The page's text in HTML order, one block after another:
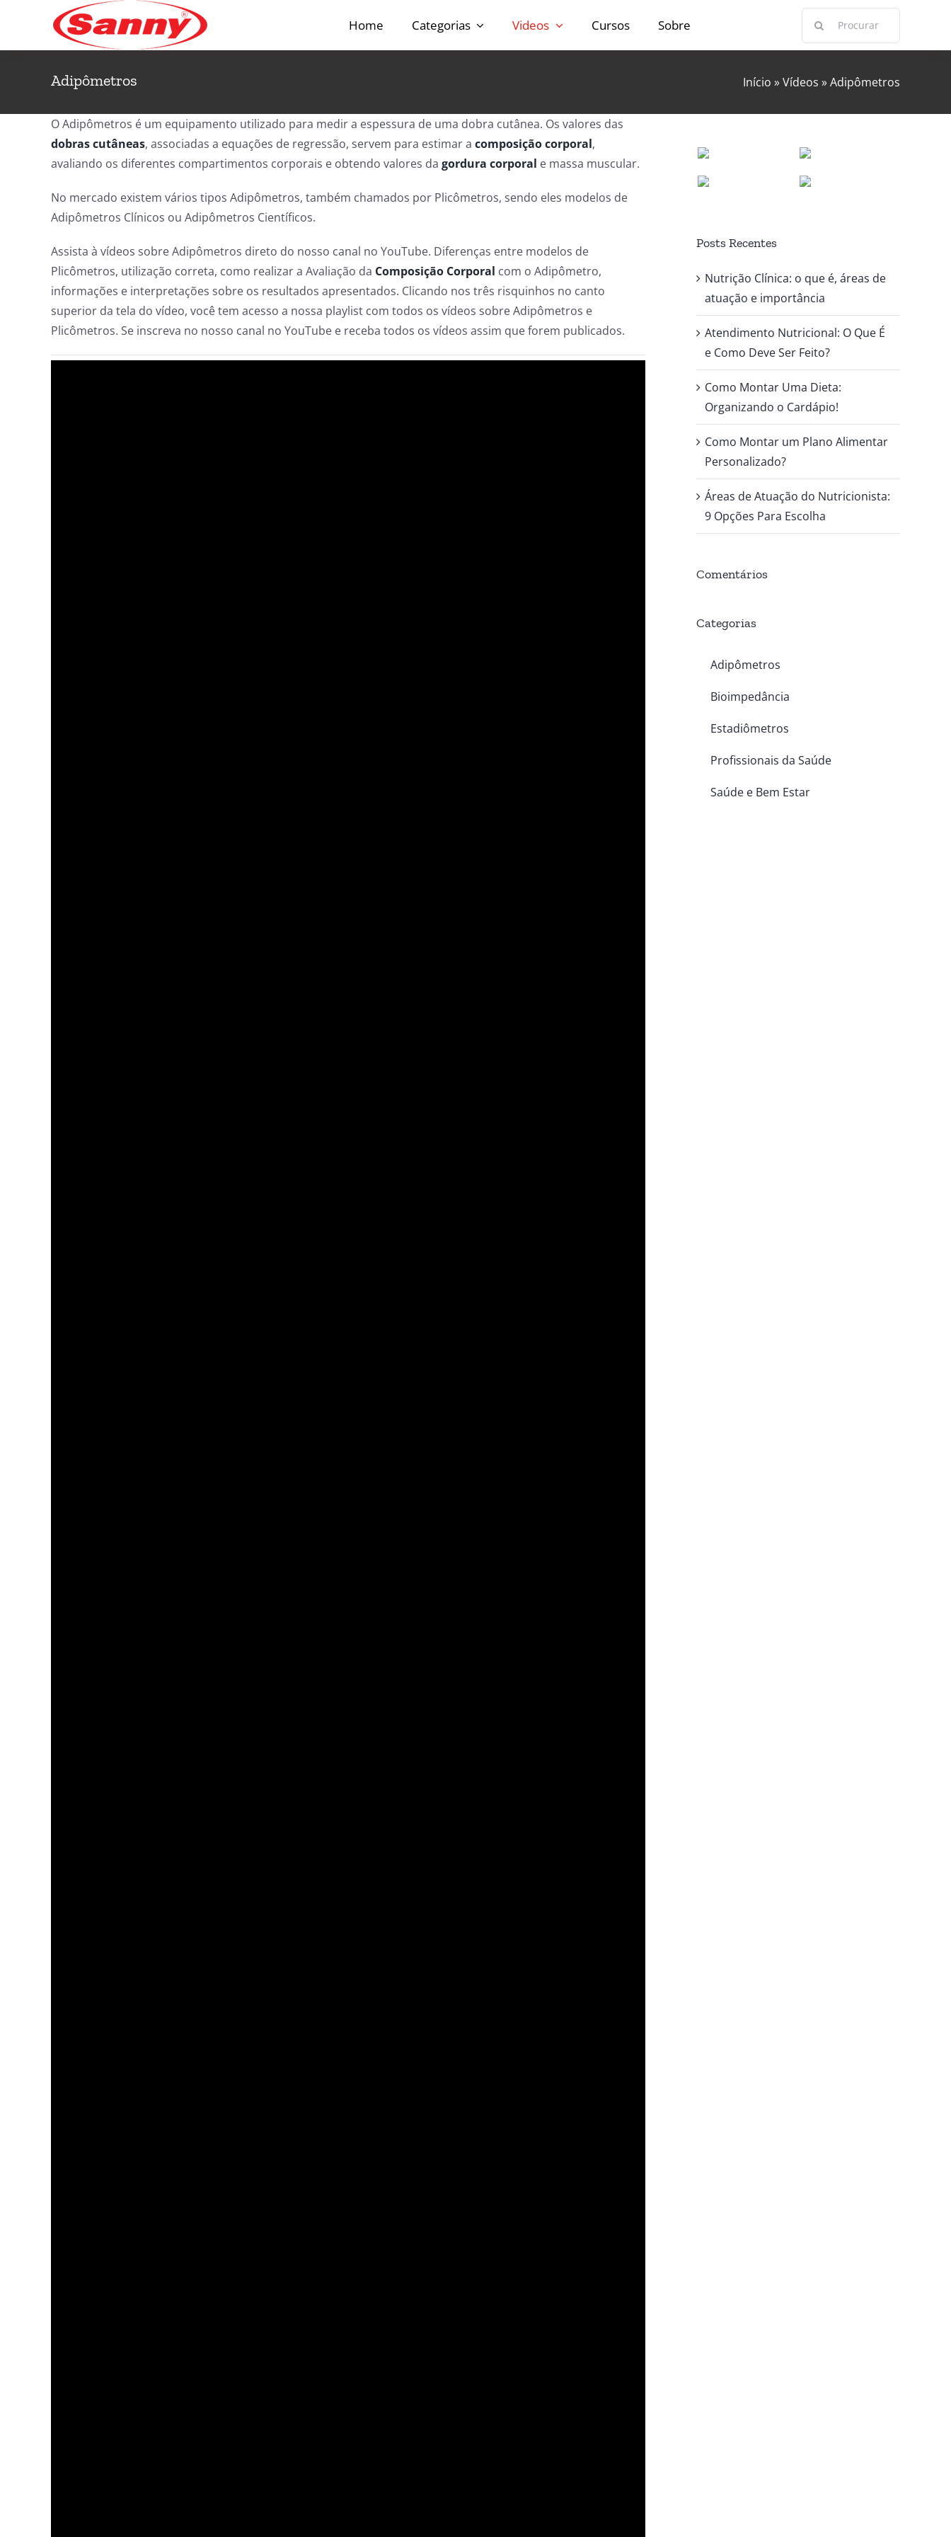
o
Home Categorias Videos Cursos Sobre
Adipômetros Início »Vídeos »Adipômetros
O Adipômetros é um equipamento utilizado para medir a espessura de uma dobra cutânea. Os valores das
dobras cutâneas, associadas a equações de regressão, servem para estimar a composição corporal,
avaliando os diferentes compartimentos corporais e obtendo valores da gordura corporal e massa muscular.
No mercado existem vários tipos Adipômetros, também chamados por Plicômetros, sendo eles modelos de
Adipômetros Clínicos ou Adipômetros Científicos.
Assista à vídeos sobre Adipômetros direto do nosso canal no YouTube. Diferenças entre modelos de
Plicômetros, utilização correta, como realizar a Avaliação da Composição Corporal com o Adipômetro,
informações e interpretações sobre os resultados apresentados. Clicando nos três risquinhos no canto
superior da tela do vídeo, você tem acesso a nossa playlist com todos os vídeos sobre Adipômetros e
Plicômetros. Se inscreva no nosso canal no YouTube e receba todos os vídeos assim que forem publicados.
Posts Recentes
Nutrição Clínica: o que é, áreas de
atuação e importância
Atendimento Nutricional: O Que É
e Como Deve Ser Feito?
Como Montar Uma Dieta:
Organizando o Cardápio!
Como Montar um Plano Alimentar
Personalizado?
Áreas de Atuação do Nutricionista:
9 Opções Para Escolha
Comentários
Categorias
Adipômetros
Bioimpedância
Estadiômetros
Profissionais da Saúde
Saúde e Bem Estar